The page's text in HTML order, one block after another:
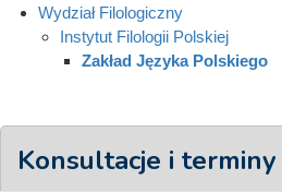
Wydział Filologiczny
Instytut Filologii Polskiej
Zakład Języka Polskiego
Konsultacje i terminy